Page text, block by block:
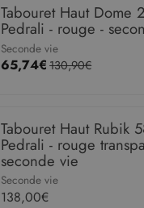
Tabouret Haut Dome
Pedrali - rouge -
Seconde vie
65,74€ 130,90€
Tabouret Haut Rubik
Pedrali - rouge
seconde vie
Seconde vie
138,00€